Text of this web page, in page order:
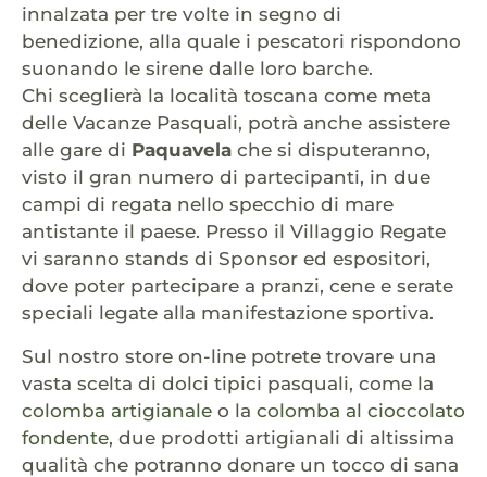
innalzata per tre volte in segno di
benedizione, alla quale i pescatori rispondono
suonando le sirene dalle loro barche.
Chi sceglierà la località toscana come meta
delle Vacanze Pasquali, potrà anche assistere
alle gare di Paquavela che si disputeranno,
visto il gran numero di partecipanti, in due
campi di regata nello specchio di mare
antistante il paese. Presso il Villaggio Regate
vi saranno stands di Sponsor ed espositori,
dove poter partecipare a pranzi, cene e serate
speciali legate alla manifestazione sportiva.
Sul nostro store on-line potrete trovare una
vasta scelta di dolci tipici pasquali, come la
colomba artigianale o la colomba al cioccolato
fondente, due prodotti artigianali di altissima
qualità che potranno donare un tocco di sana